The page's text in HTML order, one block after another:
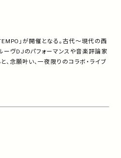
」が開催となる。古代～現代の西
ーヴDJのパフォーマンスや音楽評論家
念願叶い、一夜限りのコラボ・ライブ